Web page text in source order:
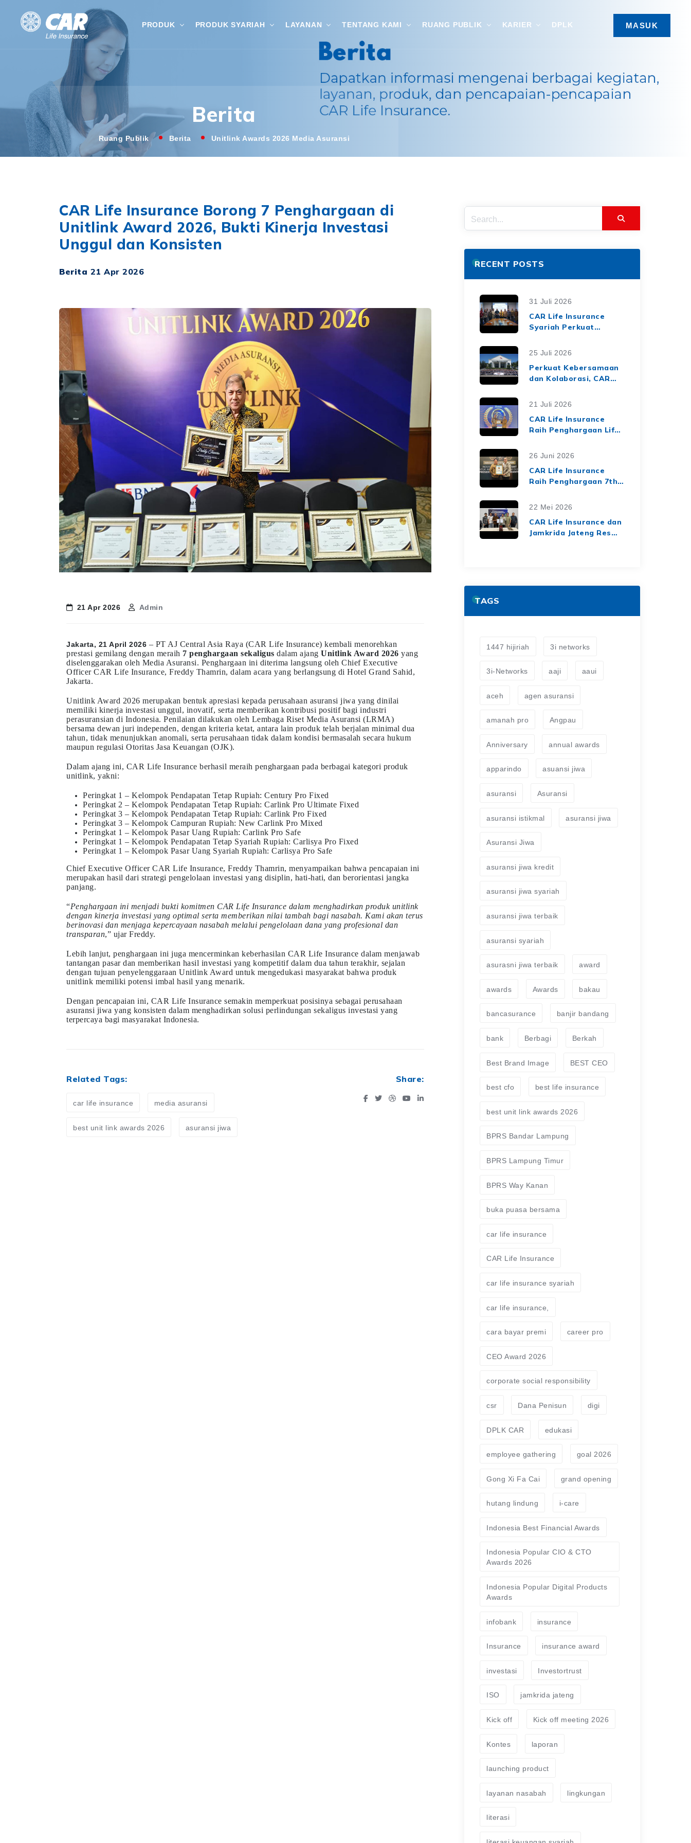
PRODUK PRODUK SYARIAH LAYANAN TENTANG KAMI RUANG PUBLIK KARIER DPLK MASUK
Berita
Ruang Publik Berita Unitlink Awards 2026 Media Asuransi
CAR Life Insurance Borong 7 Penghargaan di
Unitlink Award 2026, Bukti Kinerja Investasi
Unggul dan Konsisten
Berita 21 Apr 2026
21 Apr 2026 Admin
Jakarta, 21 April 2026 – PT AJ Central Asia Raya (CAR Life Insurance) kembali menorehkan
prestasi gemilang dengan meraih 7 penghargaan sekaligus dalam ajangUnitlink Award 2026 yang
diselenggarakan oleh Media Asuransi. Penghargaan ini diterima langsung oleh Chief Executive
Officer CAR Life Insurance, Freddy Thamrin, dalam acara yang berlangsung di Hotel Grand Sahid,
Jakarta.
Unitlink Award 2026 merupakan bentuk apresiasi kepada perusahaan asuransi jiwa yang dinilai
memiliki kinerja investasi unggul, inovatif, serta memberikan kontribusi positif bagi industri
perasuransian di Indonesia. Penilaian dilakukan oleh Lembaga Riset Media Asuransi (LRMA)
bersama dewan juri independen, dengan kriteria ketat, antara lain produk telah berjalan minimal dua
tahun, tidak menunjukkan anomali, serta perusahaan tidak dalam kondisi bermasalah secara hukum
maupun regulasi Otoritas Jasa Keuangan (OJK).
Dalam ajang ini, CAR Life Insurance berhasil meraih penghargaan pada berbagai kategori produk
unitlink, yakni:
Peringkat 1 – Kelompok Pendapatan Tetap Rupiah: Century Pro Fixed
Peringkat 2 – Kelompok Pendapatan Tetap Rupiah: Carlink Pro Ultimate Fixed
Peringkat 3 – Kelompok Pendapatan Tetap Rupiah: Carlink Pro Fixed
Peringkat 3 – Kelompok Campuran Rupiah: New Carlink Pro Mixed
Peringkat 1 – Kelompok Pasar Uang Rupiah: Carlink Pro Safe
Peringkat 1 – Kelompok Pendapatan Tetap Syariah Rupiah: Carlisya Pro Fixed
Peringkat 1 – Kelompok Pasar Uang Syariah Rupiah: Carlisya Pro Safe
Chief Executive Officer CAR Life Insurance, Freddy Thamrin, menyampaikan bahwa pencapaian ini
merupakan hasil dari strategi pengelolaan investasi yang disiplin, hati-hati, dan berorientasi jangka
panjang.
“Penghargaan ini menjadi bukti komitmen CAR Life Insurance dalam menghadirkan produk unitlink
dengan kinerja investasi yang optimal serta memberikan nilai tambah bagi nasabah. Kami akan terus
berinovasi dan menjaga kepercayaan nasabah melalui pengelolaan dana yang profesional dan
transparan,” ujar Freddy.
Lebih lanjut, penghargaan ini juga mencerminkan keberhasilan CAR Life Insurance dalam menjawab
tantangan pasar dan memberikan hasil investasi yang kompetitif dalam dua tahun terakhir, sejalan
dengan tujuan penyelenggaraan Unitlink Award untuk mengedukasi masyarakat bahwa produk
unitlink memiliki potensi imbal hasil yang menarik.
Dengan pencapaian ini, CAR Life Insurance semakin memperkuat posisinya sebagai perusahaan
asuransi jiwa yang konsisten dalam menghadirkan solusi perlindungan sekaligus investasi yang
terpercaya bagi masyarakat Indonesia.
Related Tags:
car life insurance media asuransi
best unit link awards 2026 asuransi jiwa
Share:
RECENT POSTS
31 Juli 2026
CAR Life Insurance
Syariah Perkuat
Syariah melalui Kerja
Syariah dengan Tiga
BPRS di Lampung
25 Juli 2026
Perkuat Kebersamaan
dan Kolaborasi, CAR
Employee Gathering
"Harmoni Nusantara,
Sinergi Berkelanjutan"
21 Juli 2026
CAR Life Insurance
Raih Penghargaan Life
Market Leaders 2026
26 Juni 2026
CAR Life Insurance
Raih Penghargaan 7th
Companies Awards
Keuangan yang Solid
dan Berkelanjutan
22 Mei 2026
CAR Life Insurance dan
Jamkrida Jateng Resmi
TAGS
1447 hijiriah 3i networks
3i-Networks aaji aaui
aceh agen asuransi
amanah pro Angpau
Anniversary annual awards
apparindo asuansi jiwa
asuransi Asuransi
asuransi istikmal asuransi jiwa
Asuransi Jiwa
asuransi jiwa kredit
asuransi jiwa syariah
asuransi jiwa terbaik
asuransi syariah
asurasni jiwa terbaik award
awards Awards bakau
bancasurance banjir bandang
bank Berbagi Berkah
Best Brand Image BEST CEO
best cfo best life insurance
best unit link awards 2026
BPRS Bandar Lampung
BPRS Lampung Timur
BPRS Way Kanan
buka puasa bersama
car life insurance
CAR Life Insurance
car life insurance syariah
car life insurance,
cara bayar premi career pro
CEO Award 2026
corporate social responsibility
csr Dana Penisun digi
DPLK CAR edukasi
employee gathering goal 2026
Gong Xi Fa Cai grand opening
hutang lindung i-care
Indonesia Best Financial Awards
Indonesia Popular CIO & CTO
Awards 2026
Indonesia Popular Digital Products
Awards
infobank insurance
Insurance insurance award
investasi Investortrust
ISO jamkrida jateng
Kick off Kick off meeting 2026
Kontes laporan
launching product
layanan nasabah lingkungan
literasi
literasi keuangan syariah